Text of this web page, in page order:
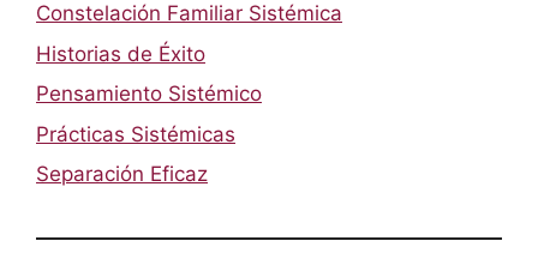
Constelación Familiar Sistémica
Historias de Éxito
Pensamiento Sistémico
Prácticas Sistémicas
Separación Eficaz